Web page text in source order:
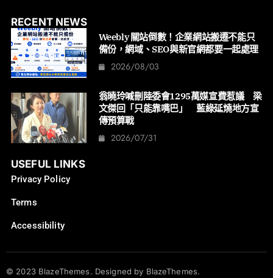
RECENT NEWS
Weebly 關站倒數！企業網站搬遷不能只
備份，網域、SEO與新官網都要一起處理
2026/08/03
翁曉玲喊刪陸委會1295萬媒宣費惹議 梁
文傑回「只能靠嘴巴」 藍綠延燒地方宣
傳預算戰
2026/07/31
USEFUL LINKS
Privacy Policy
Terms
Accessibility
© 2023 BlazeThemes. Designed by BlazeThemes.